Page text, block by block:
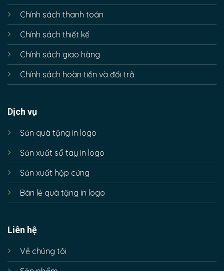
Chính sách thanh toán
Chính sách thiết kế
Chính sách giao hàng
Chính sách hoàn tiền và đổi trả
Dịch vụ
Sản quà tặng in logo
Sản xuất sổ tay in logo
Sản xuất hộp cứng
Bán lẻ quà tặng in logo
Liên hệ
Về chúng tôi